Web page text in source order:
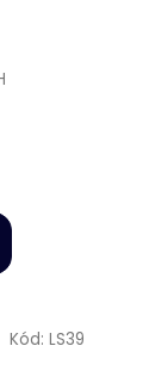
Kód: LS39